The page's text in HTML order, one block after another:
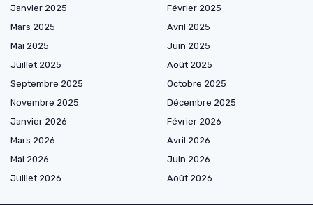
Janvier 2025
Février 2025
Mars 2025
Avril 2025
Mai 2025
Juin 2025
Juillet 2025
Août 2025
Septembre 2025
Octobre 2025
Novembre 2025
Décembre 2025
Janvier 2026
Février 2026
Mars 2026
Avril 2026
Mai 2026
Juin 2026
Juillet 2026
Août 2026